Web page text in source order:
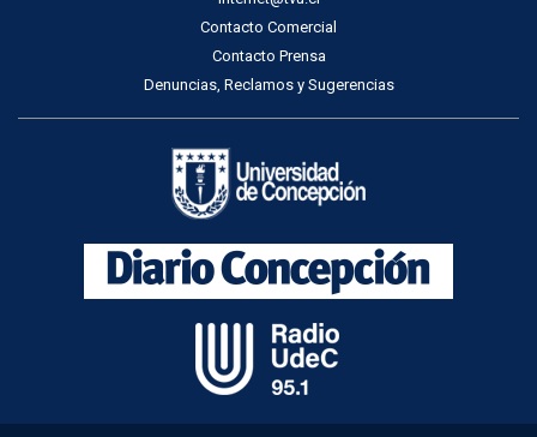
Contacto Comercial
Contacto Prensa
Denuncias, Reclamos y Sugerencias